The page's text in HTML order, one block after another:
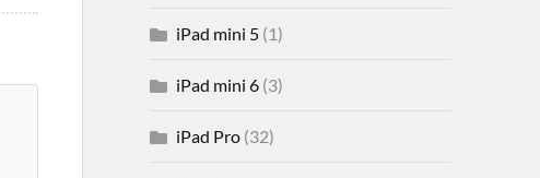
iPad mini 5(1)
iPad mini 6(3)
iPad Pro(32)